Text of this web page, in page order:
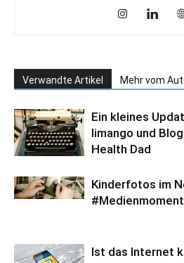
Verwandte Artikel Mehr vom
Ein kleines
limango und
Health Dad
Kinderfotos im
Ist das Internet